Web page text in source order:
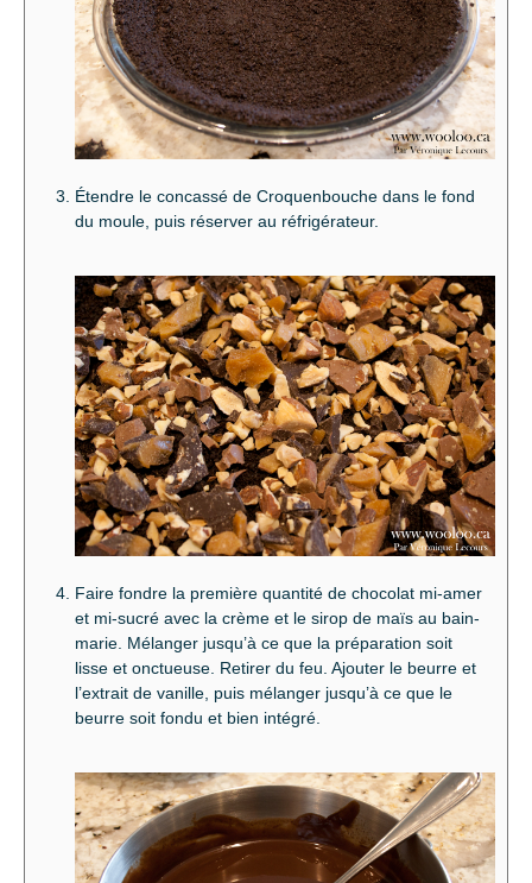
Étendre le concassé de Croquenbouche dans le fond
du moule, puis réserver au réfrigérateur.
Faire fondre la première quantité de chocolat mi-amer
et mi-sucré avec la crème et le sirop de maïs au bain-
marie. Mélanger jusqu’à ce que la préparation soit
lisse et onctueuse. Retirer du feu. Ajouter le beurre et
l’extrait de vanille, puis mélanger jusqu’à ce que le
beurre soit fondu et bien intégré.